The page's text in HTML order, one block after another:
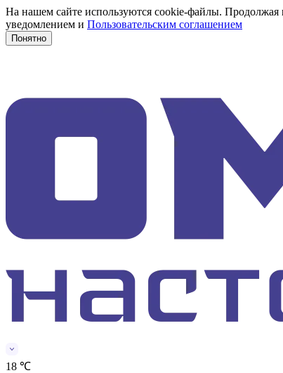
На нашем сайте используются cookie-файлы. Продолжая
уведомлением и Пользовательским соглашением
Понятно
18 ℃